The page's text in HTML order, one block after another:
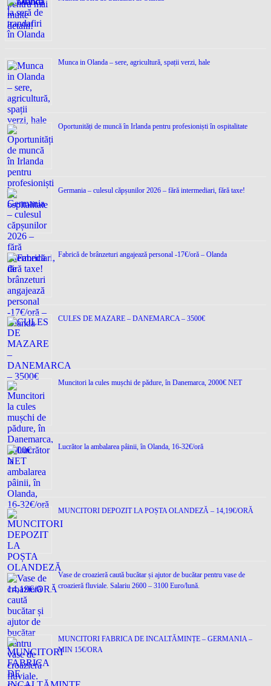
Munca in Olanda – sere, agricultură, spații verzi, hale
Oportunități de muncă în Irlanda pentru profesioniști în ospitalitate
Germania – culesul căpșunilor 2026 – fără intermediari, fără taxe!
Fabrică de brânzeturi angajează personal -17€/oră – Olanda
CULES DE MAZARE – DANEMARCA – 3500€
Muncitori la cules mușchi de pădure, în Danemarca, 2000€ NET
Lucrător la ambalarea pâinii, în Olanda, 16-32€/oră
MUNCITORI DEPOZIT LA POȘTA OLANDEZĂ – 14,19€/ORĂ
Vase de croazieră caută bucătar și ajutor de bucătar pentru vase de
croazieră fluviale. Salariu 2600 – 3100 Euro/lună.
MUNCITORI FABRICA DE INCALTĂMINȚE – GERMANIA –
MIN 15€/ORA